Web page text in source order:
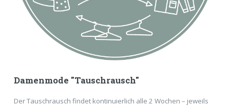
Damenmode "Tauschrausch"
Der Tauschrausch findet kontinuierlich alle 2 Wochen – jeweils